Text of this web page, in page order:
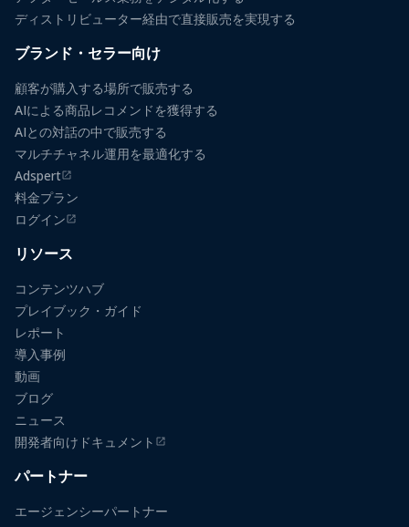
ディストリビューター経由で直接販売を実現する
ブランド・セラー向け
顧客が購入する場所で販売する
AIによる商品レコメンドを獲得する
AIとの対話の中で販売する
マルチチャネル運用を最適化する
Adspert
（新しいタブで開きます）
料金プラン
ログイン
（新しいタブで開きます）
リソース
コンテンツハブ
プレイブック・ガイド
レポート
導入事例
動画
ブログ
ニュース
開発者向けドキュメント
（新しいタブで開きます）
パートナー
エージェンシーパートナー